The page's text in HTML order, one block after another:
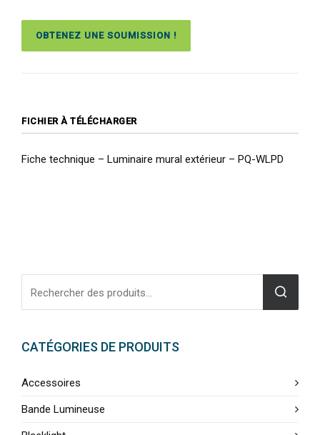
OBTENEZ UNE SOUMISSION !
FICHIER À TÉLÉCHARGER
Fiche technique – Luminaire mural extérieur – PQ-WLPD
CATÉGORIES DE PRODUITS
Accessoires
Bande Lumineuse